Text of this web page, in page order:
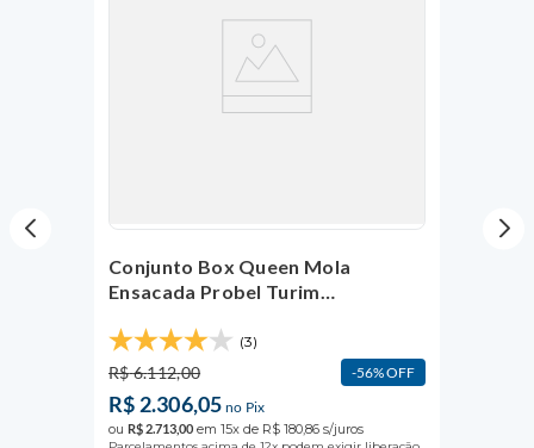
Conjunto Box Queen Mola
Ensacada Probel Turim
(3)
R$6.112,00 56%OFF
R$ 2.306,05 no Pix
ou R$2.71300 em 15x de R$ 180,86 s/juros